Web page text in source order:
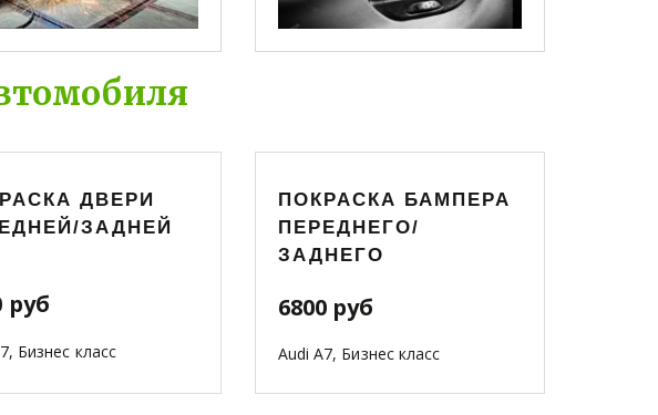
ДВЕРИ
ЗАДНЕЙ
руб
Бизнес класс
ПОКРАСКА БАМПЕРА
ПЕРЕДНЕГО/
ЗАДНЕГО
6800 руб
Audi A7, Бизнес класс